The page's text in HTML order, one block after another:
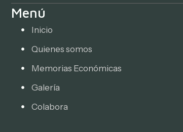
Menú
Inicio
Quienes somos
Memorias Económicas
Galería
Colabora